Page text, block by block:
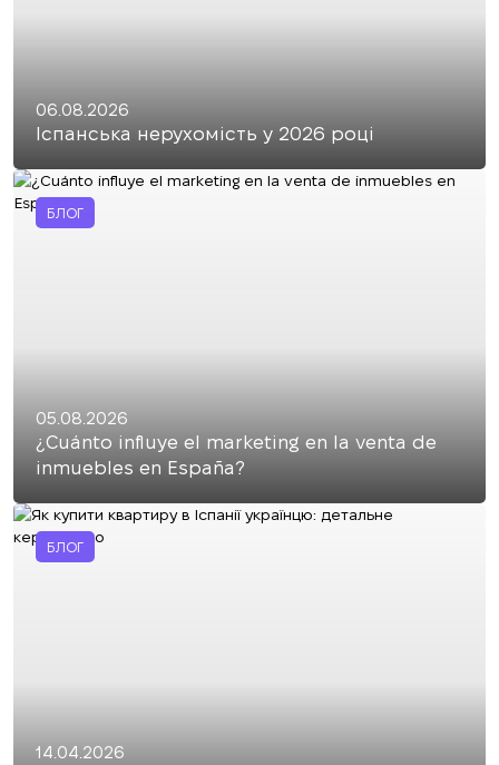
06.08.2026
Іспанська нерухомість у 2026 році
БЛОГ
05.08.2026
¿Cuánto influye el marketing en la venta de
inmuebles en España?
БЛОГ
14.04.2026